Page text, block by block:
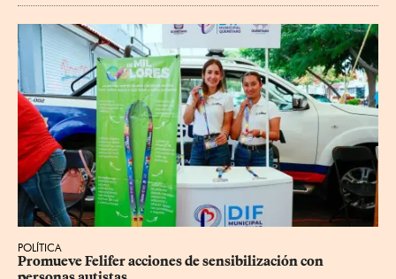
POLÍTICA
Promueve Felifer acciones de sensibilización con